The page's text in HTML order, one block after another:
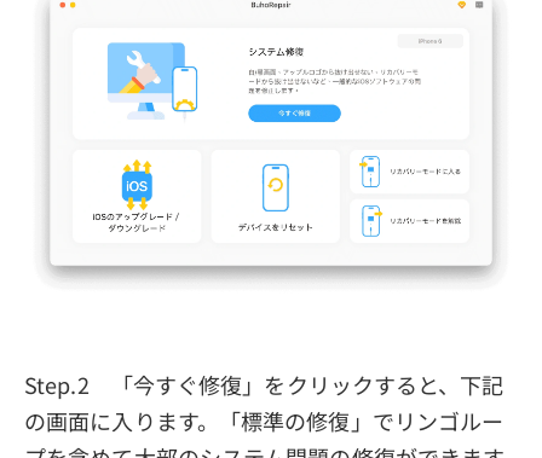
Step.2 「今すぐ修復」をクリックすると、下記
の画面に入ります。「標準の修復」でリンゴルー